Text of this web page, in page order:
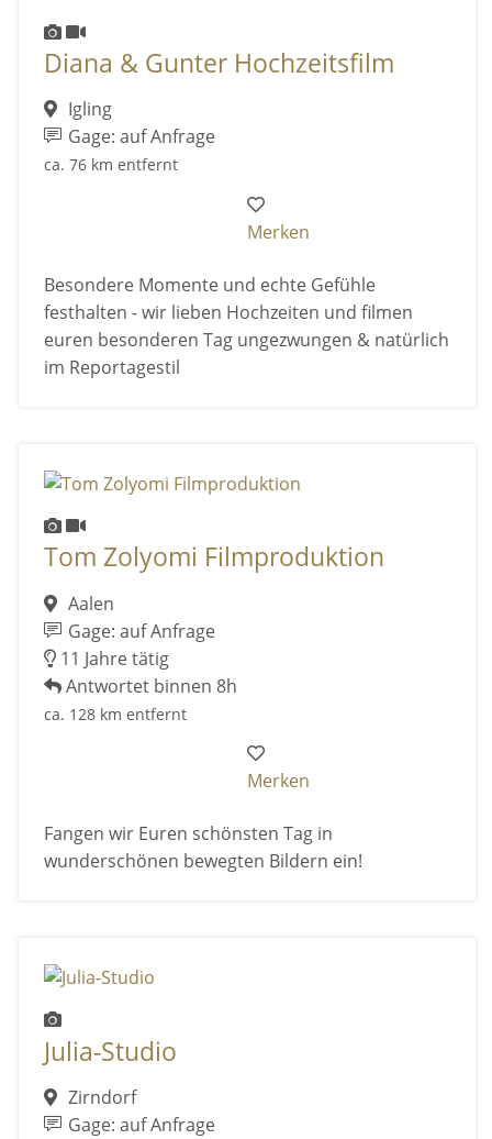
Diana & Gunter Hochzeitsfilm
Igling
Gage: auf Anfrage
ca. 76 km entfernt
Merken
Besondere Momente und echte Gefühle
festhalten - wir lieben Hochzeiten und filmen
euren besonderen Tag ungezwungen & natürlich
im Reportagestil
Tom Zolyomi Filmproduktion
Aalen
Gage: auf Anfrage
11 Jahre tätig
Antwortet binnen 8h
ca. 128 km entfernt
Merken
Fangen wir Euren schönsten Tag in
wunderschönen bewegten Bildern ein!
Julia-Studio
Zirndorf
Gage: auf Anfrage